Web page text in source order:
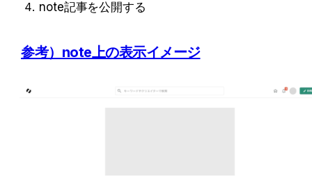
note記事を公開する
参考）note上の表示イメージ